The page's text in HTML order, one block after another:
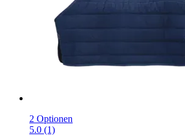
2 Optionen
5.0 (1)